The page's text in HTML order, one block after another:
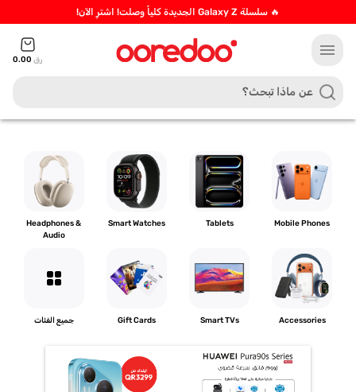
🔥 سلسلة Galaxy Z الجديدة كلياً وصلت! اشترِ الآن!
menu رق 0.00
Mobile Phones
Tablets
Smart Watches
Headphones &
Audio
Accessories
Smart TVs
Gift Cards
grid_view
جميع الفئات